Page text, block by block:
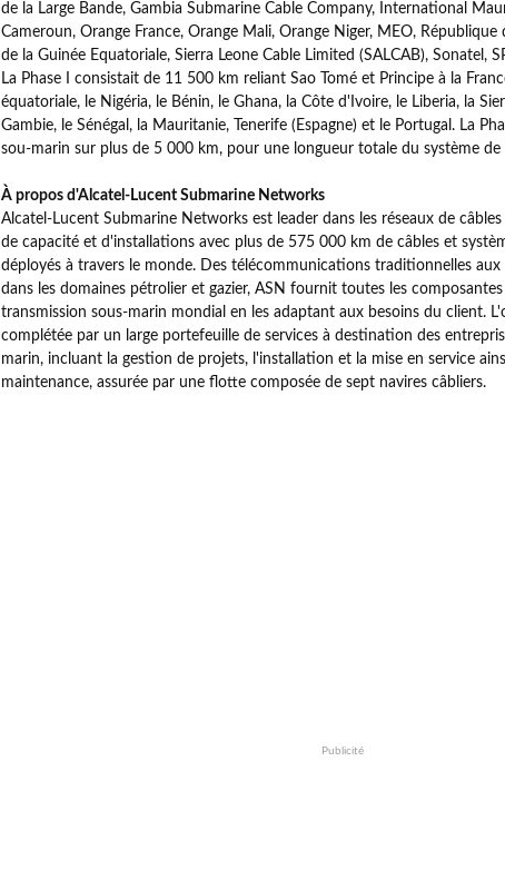
de la Large Bande, Gambia Submarine Cable Company, International
Cameroun, Orange France, Orange Mali, Orange Niger, MEO,
de la Guinée Equatoriale, Sierra Leone Cable Limited (SALCAB), Sonatel,
La Phase I consistait de 11 500 km reliant Sao Tomé et Principe à la
équatoriale, le Nigéria, le Bénin, le Ghana, la Côte d'Ivoire, le Liberia, la
Gambie, le Sénégal, la Mauritanie, Tenerife (Espagne) et le Portugal. La
sou-marin sur plus de 5 000 km, pour une longueur totale du système
À propos d'Alcatel-Lucent Submarine Networks
Alcatel-Lucent Submarine Networks est leader dans les réseaux de
de capacité et d'installations avec plus de 575 000 km de câbles et
déployés à travers le monde. Des télécommunications traditionnelles
dans les domaines pétrolier et gazier, ASN fournit toutes les
transmission sous-marin mondial en les adaptant aux besoins du client.
complétée par un large portefeuille de services à destination des
marin, incluant la gestion de projets, l'installation et la mise en service
maintenance, assurée par une flotte composée de sept navires câbliers.
Publicité